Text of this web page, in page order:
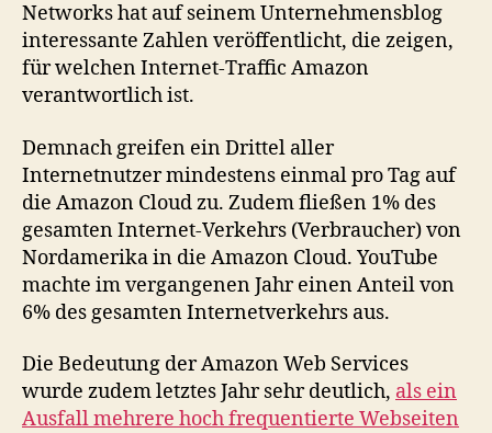
Networks hat auf seinem Unternehmensblog
interessante Zahlen veröffentlicht, die zeigen,
für welchen Internet-Traffic Amazon
verantwortlich ist.
Demnach greifen ein Drittel aller
Internetnutzer mindestens einmal pro Tag auf
die Amazon Cloud zu. Zudem fließen 1% des
gesamten Internet-Verkehrs (Verbraucher) von
Nordamerika in die Amazon Cloud. YouTube
machte im vergangenen Jahr einen Anteil von
6% des gesamten Internetverkehrs aus.
Die Bedeutung der Amazon Web Services
wurde zudem letztes Jahr sehr deutlich, als ein
Ausfall mehrere hoch frequentierte Webseiten